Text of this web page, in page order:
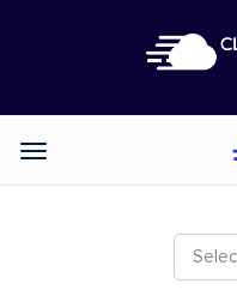
Categories